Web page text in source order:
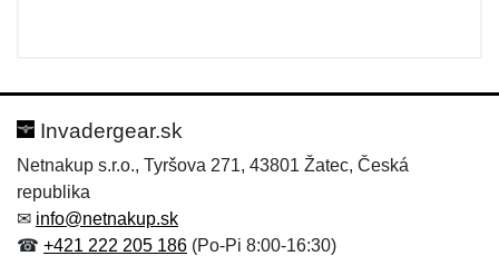
Invadergear.sk
Netnakup s.r.o., Tyršova 271, 43801 Žatec, Česká
republika
✉ info@netnakup.sk
☎ +421 222 205 186 (Po-Pi 8:00-16:30)